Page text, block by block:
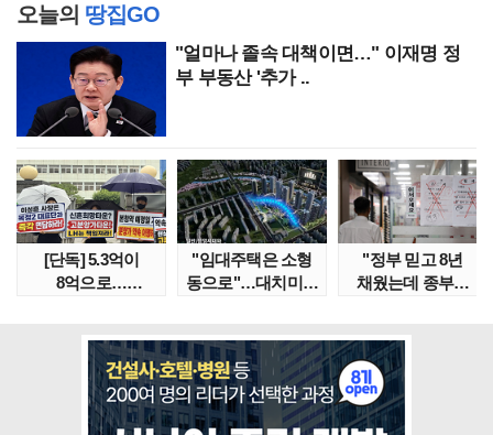
오늘의 땅집GO
"얼마나 졸속 대책이면…" 이재명 정
부 부동산 '추가 ..
[단독] 5.3억이
8억으로…
"임대주택은 소형
동으로"…대치미도
"정부 믿고 8년
채웠는데 종부세